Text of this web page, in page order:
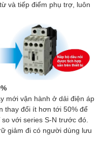
và tiếp điểm phụ trợ, luôn
mới vận hành ở dải điện áp
thay đổi ít hơn tới 50% để
với series S-N trước đó.
giảm đi có người dùng lưu